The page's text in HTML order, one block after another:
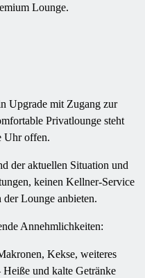
Lounge.
Upgrade mit Zugang zur
Privatlounge steht
Uhr offen.
der aktuellen Situation und
keinen Kellner-Service
Lounge anbieten.
Annehmlichkeiten:
Kekse, weiteres
Heiße und kalte Getränke